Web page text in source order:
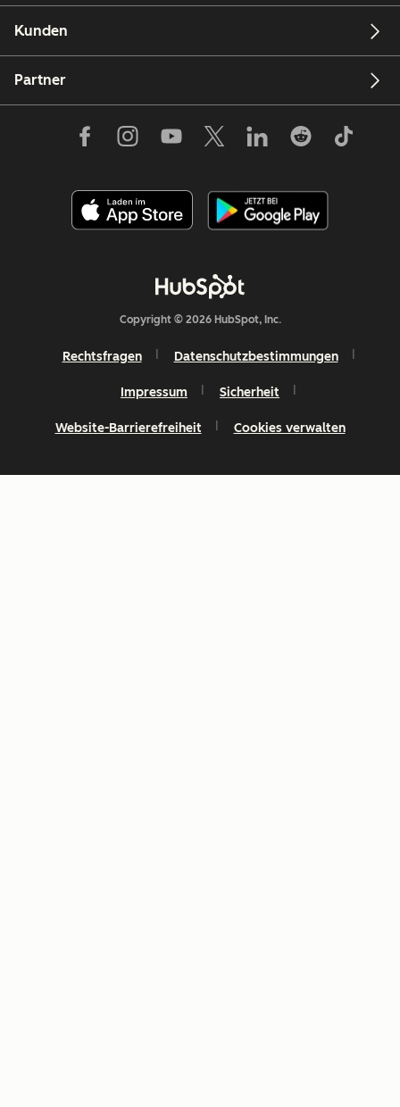
Kunden
Partner
Copyright © 2026 HubSpot, Inc.
Rechtsfragen Datenschutzbestimmungen
Impressum Sicherheit
Website-Barrierefreiheit Cookies verwalten